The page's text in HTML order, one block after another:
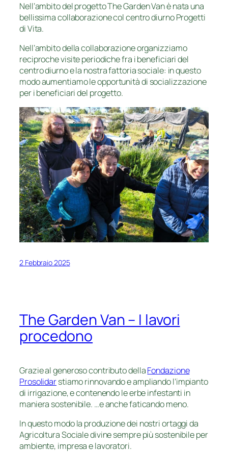
Nell’ambito del progetto The Garden Van è nata una
bellissima collaborazione col centro diurno Progetti
di Vita.
Nell’ambito della collaborazione organizziamo
reciproche visite periodiche fra i beneficiari del
centro diurno e la nostra fattoria sociale: in questo
modo aumentiamo le opportunità di socializzazione
per i beneficiari del progetto.
2 Febbraio 2025
The Garden Van – I lavori
procedono
Grazie al generoso contributo dellaFondazione
Prosolidarstiamo rinnovando e ampliando l’impianto
di irrigazione, e contenendo le erbe infestanti in
maniera sostenibile. …e anche faticando meno.
In questo modo la produzione dei nostri ortaggi da
Agricoltura Sociale divine sempre più sostenibile per
ambiente, impresa e lavoratori.